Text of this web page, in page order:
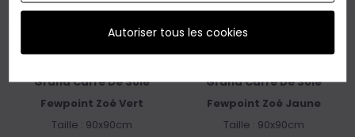
FOULARD COU POUR
FEMME
Grand Carré De Soie
Fewpoint Zoé Vert
Taille : 90x90cm
FOULARD COU POUR
FEMME
Grand Carré De Soie
Fewpoint Zoé Jaune
Taille : 90x90cm
Autoriser tous les cookies